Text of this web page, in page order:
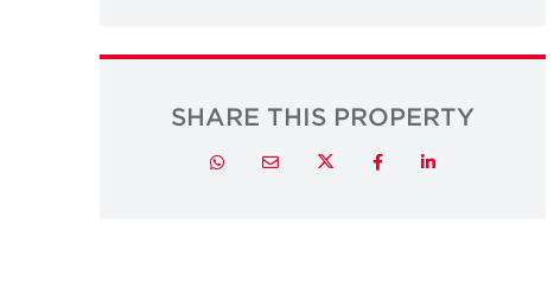
SHARE THIS PROPERTY
LinkedIn
Facebook
Twitter
Email
Whatsapp